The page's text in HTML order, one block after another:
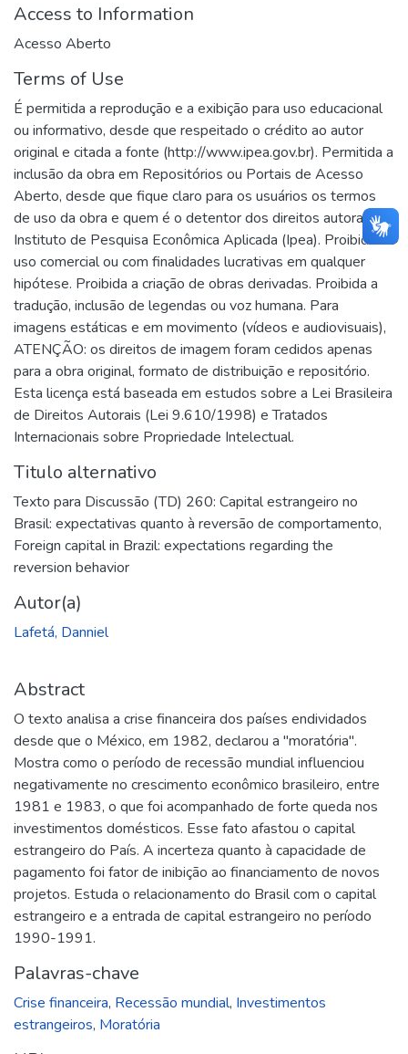
Access to Information
Acesso Aberto
Terms of Use
É permitida a reprodução e a exibição para uso educacional
ou informativo, desde que respeitado o crédito ao autor
original e citada a fonte (http://www.ipea.gov.br). Permitida a
inclusão da obra em Repositórios ou Portais de Acesso
Aberto, desde que fique claro para os usuários os termos
de uso da obra e quem é o detentor dos direitos autorais, o
Instituto de Pesquisa Econômica Aplicada (Ipea). Proibido o
uso comercial ou com finalidades lucrativas em qualquer
hipótese. Proibida a criação de obras derivadas. Proibida a
tradução, inclusão de legendas ou voz humana. Para
imagens estáticas e em movimento (vídeos e audiovisuais),
ATENÇÃO: os direitos de imagem foram cedidos apenas
para a obra original, formato de distribuição e repositório.
Esta licença está baseada em estudos sobre a Lei Brasileira
de Direitos Autorais (Lei 9.610/1998) e Tratados
Internacionais sobre Propriedade Intelectual.
Titulo alternativo
Texto para Discussão (TD) 260: Capital estrangeiro no
Brasil: expectativas quanto à reversão de comportamento,
Foreign capital in Brazil: expectations regarding the
reversion behavior
Autor(a)
Lafetá, Danniel
Abstract
O texto analisa a crise financeira dos países endividados
desde que o México, em 1982, declarou a "moratória".
Mostra como o período de recessão mundial influenciou
negativamente no crescimento econômico brasileiro, entre
1981 e 1983, o que foi acompanhado de forte queda nos
investimentos domésticos. Esse fato afastou o capital
estrangeiro do País. A incerteza quanto à capacidade de
pagamento foi fator de inibição ao financiamento de novos
projetos. Estuda o relacionamento do Brasil com o capital
estrangeiro e a entrada de capital estrangeiro no período
1990-1991.
Palavras-chave
Crise financeira, Recessão mundial, Investimentos
estrangeiros, Moratória